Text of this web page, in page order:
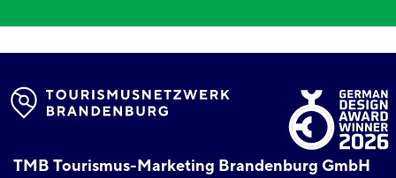
TMB Tourismus-Marketing Brandenburg GmbH